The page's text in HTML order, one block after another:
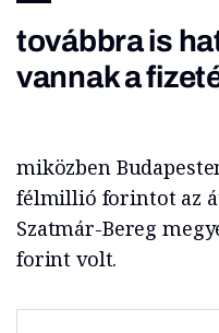
továbbra is
vannak a
miközben
félmillió forintot az
Szatmár-Bereg
forint volt.